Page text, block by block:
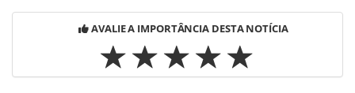
AVALIE A IMPORTÂNCIA DESTA NOTÍCIA